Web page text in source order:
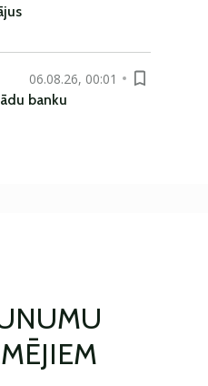
06.08.26, 00:01
banku